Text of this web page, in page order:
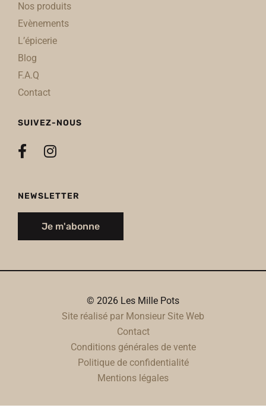
Nos produits
Evènements
L’épicerie
Blog
F.A.Q
Contact
SUIVEZ-NOUS
NEWSLETTER
Je m'abonne
© 2026 Les Mille Pots
Site réalisé par Monsieur Site Web
Contact
Conditions générales de vente
Politique de confidentialité
Mentions légales